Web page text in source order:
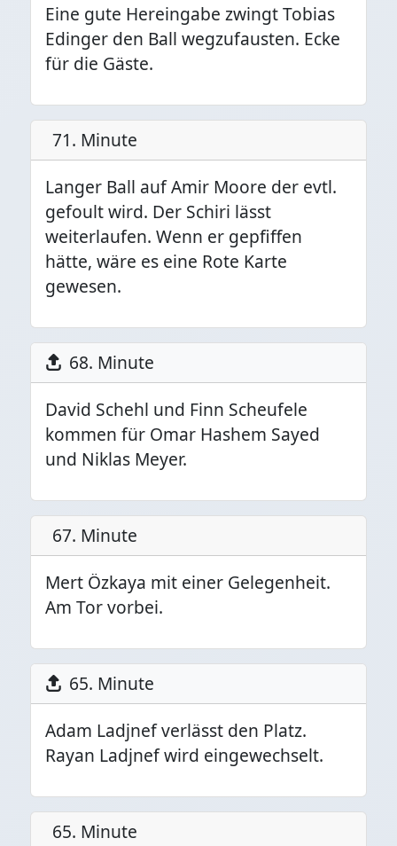
Eine gute Hereingabe zwingt Tobias
Edinger den Ball wegzufausten. Ecke
für die Gäste.
71. Minute
Langer Ball auf Amir Moore der evtl.
gefoult wird. Der Schiri lässt
weiterlaufen. Wenn er gepfiffen
hätte, wäre es eine Rote Karte
gewesen.
68. Minute
David Schehl und Finn Scheufele
kommen für Omar Hashem Sayed
und Niklas Meyer.
67. Minute
Mert Özkaya mit einer Gelegenheit.
Am Tor vorbei.
65. Minute
Adam Ladjnef verlässt den Platz.
Rayan Ladjnef wird eingewechselt.
65. Minute